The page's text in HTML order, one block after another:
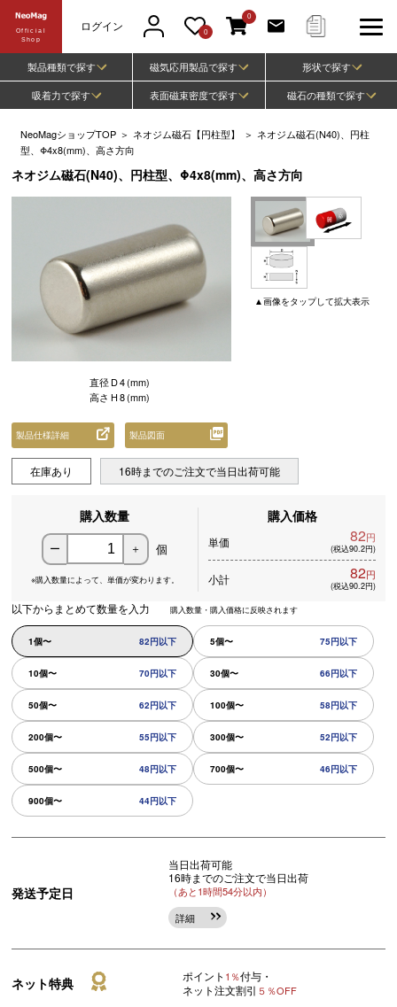
Official
Shop
ログイン 0
0
製品種類で探す 磁気応用製品で探す
形状で探す
吸着力で探す
表面磁束密度で探す 磁石の種類で探す
NeoMagショップTOP ＞ ネオジム磁石【円柱型】 ＞ ネオジム磁石(N40)、円柱
型、Φ4x8(mm)、高さ方向
ネオジム磁石(N40)、円柱型、Φ4x8(mm)、高さ方向
▲画像をタップして拡大表示
直径D4(mm)
高さ H8(mm)
製品仕様詳細 製品図面
在庫あり 16時までのご注文で当日出荷可能
購入数量
ー ＋ 個
※購入数量によって、 単価が変わります。
購入価格
単価 82円
(税込90.2円)
小計 82円
(税込90.2円)
以下からまとめて数量を入力 購入数量・購入価格に反映されます
1個〜 82円以下 5個〜 75円以下
10個〜 70円以下 30個〜 66円以下
50個〜 62円以下 100個〜 58円以下
200個〜 55円以下 300個〜 52円以下
500個〜 48円以下 700個〜 46円以下
900個〜 44円以下
発送予定日
当日出荷可能
16時までのご注文で当日出荷
（あと1時間54分以内）
詳細
ネット特典 ポイント 1％付与・
ネット注文割引 ５％OFF